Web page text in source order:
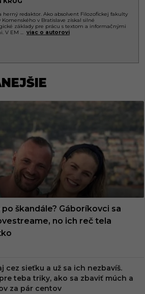
herný redaktor. Ako absolvent Filozofickej fakulty
v Bratislave získal silné
základy pre prácu s textom a informačnými
V EM
viac o autorovi
škandále? Gáboríkovci sa
no ich reč tela
cez sieťku a už sa ich nezbavíš.
teba triky, ako sa zbaviť múch a
za pár centov